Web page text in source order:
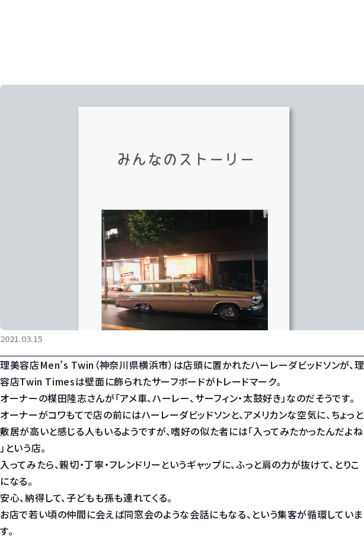
2021.03.15
理美容店Men’s Twin（神奈川県横浜市）は店頭に置かれたハーレーダビッドソンが、理
容店Twin Timesは壁面に飾られたサーフボードがトレードマーク。
オーナーの楳田隆志さんが「アメ車、ハーレー、サーフィン・太鼓好き」なのだそうです。
オーナーがコワもてで店の前にはハーレーダビッドソンと、アメリカンな空気に、ちょっと
敷居が高いと感じる人もいるようですが、嗜好の似た者には「入ってみたかったんだよね
」という店。
入ってみたら、親切・丁寧・フレンドリーというギャップに、ふっと肩の力が抜けて、とりこ
になる。
安心、納得して、子どもも孫も連れてくる。
お店で若い頃の仲間に会えば同窓会のような会話にもなる、という集客が循環していま
す。